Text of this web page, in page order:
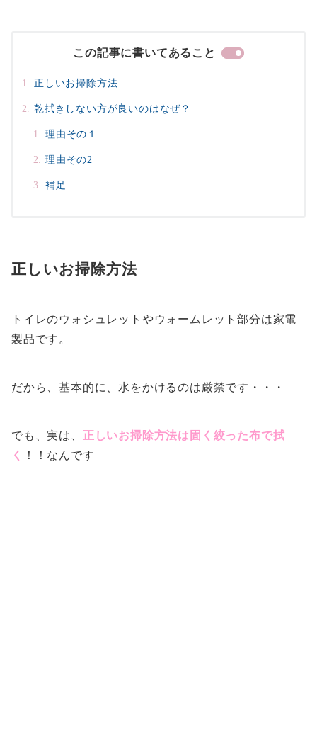
この記事に書いてあること
正しいお掃除方法
乾拭きしない方が良いのはなぜ？
理由その１
理由その2
補足
正しいお掃除方法
トイレのウォシュレットやウォームレット部分は家電
製品です。
だから、基本的に、水をかけるのは厳禁です・・・
でも、実は、 正しいお掃除方法は固く絞った布で拭
く
！！なんです